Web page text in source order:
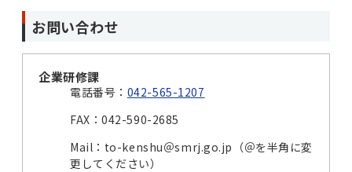
お問い合わせ
企業研修課
電話番号： 042-565-1207
FAX：042-590-2685
Mail：to-kenshu＠smrj.go.jp（＠を半角に変
更してください）